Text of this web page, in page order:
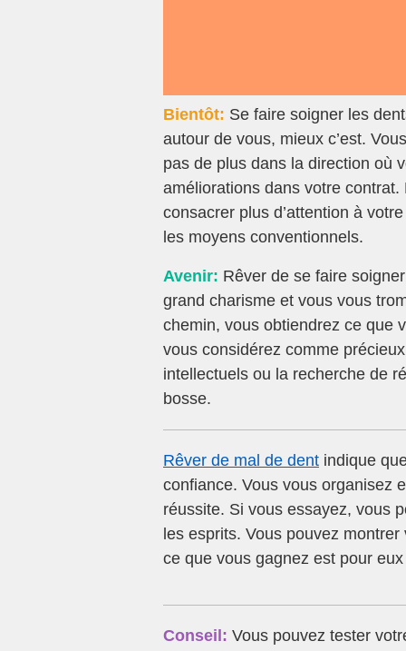
Bientôt: Se faire soigner les
autour de vous, mieux c’est.
pas de plus dans la direction où
améliorations dans votre contrat.
consacrer plus d’attention à
les moyens conventionnels.
Avenir: Rêver de se faire
grand charisme et vous vous
chemin, vous obtiendrez ce que
vous considérez comme
intellectuels ou la recherche de
bosse.
Rêver de mal de dent indique
confiance. Vous vous organisez
réussite. Si vous essayez, vous
les esprits. Vous pouvez
ce que vous gagnez est pour
Conseil: Vous pouvez tester